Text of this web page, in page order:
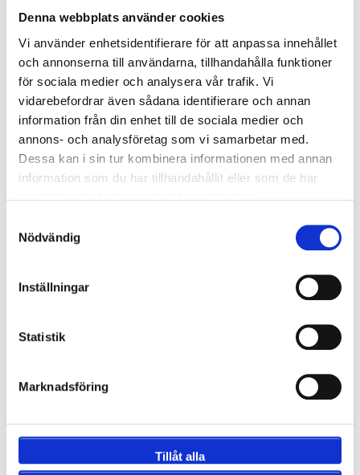
Denna webbplats använder cookies
Vi använder enhetsidentifierare för att anpassa innehållet
och annonserna till användarna, tillhandahålla funktioner
för sociala medier och analysera vår trafik. Vi
vidarebefordrar även sådana identifierare och annan
information från din enhet till de sociala medier och
annons- och analysföretag som vi samarbetar med.
Dessa kan i sin tur kombinera informationen med annan
information som du har tillhandahållit eller som de har
Nödvändig
Inställningar
Statistik
Marknadsföring
Tillåt alla
7410 SEK
Visa Paket
Serie A
1650 SEK
Visa Paket